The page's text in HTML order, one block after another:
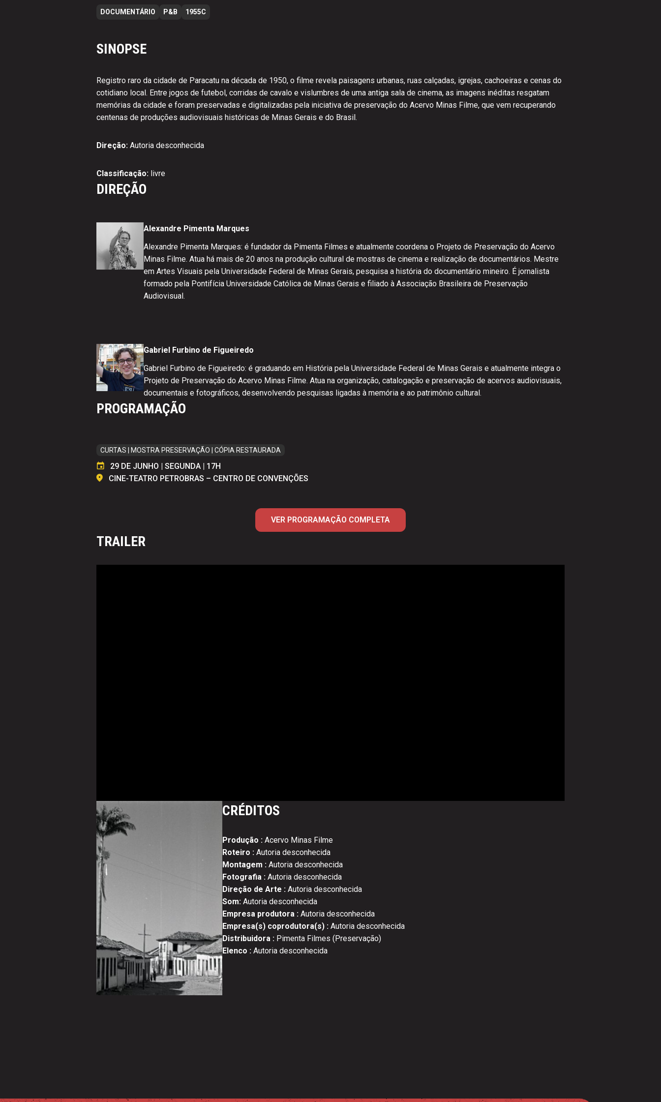
DOCUMENTÁRIO P&B 1955C
SINOPSE
Registro raro da cidade de Paracatu na década de 1950, o filme revela paisagens urbanas, ruas calçadas, igrejas, cachoeiras e cenas do
cotidiano local. Entre jogos de futebol, corridas de cavalo e vislumbres de uma antiga sala de cinema, as imagens inéditas resgatam
memórias da cidade e foram preservadas e digitalizadas pela iniciativa de preservação do Acervo Minas Filme, que vem recuperando
centenas de produções audiovisuais históricas de Minas Gerais e do Brasil.
Direção: Autoria desconhecida
Classificação: livre
DIREÇÃO
Alexandre Pimenta Marques
Alexandre Pimenta Marques: é fundador da Pimenta Filmes e atualmente coordena o Projeto de Preservação do Acervo
Minas Filme. Atua há mais de 20 anos na produção cultural de mostras de cinema e realização de documentários. Mestre
em Artes Visuais pela Universidade Federal de Minas Gerais, pesquisa a história do documentário mineiro. É jornalista
formado pela Pontifícia Universidade Católica de Minas Gerais e filiado à Associação Brasileira de Preservação
Audiovisual.
Gabriel Furbino de Figueiredo
Gabriel Furbino de Figueiredo: é graduando em História pela Universidade Federal de Minas Gerais e atualmente integra o
Projeto de Preservação do Acervo Minas Filme. Atua na organização, catalogação e preservação de acervos audiovisuais,
documentais e fotográficos, desenvolvendo pesquisas ligadas à memória e ao patrimônio cultural.
PROGRAMAÇÃO
CURTAS | MOSTRA PRESERVAÇÃO | CÓPIA RESTAURADA
29 DE JUNHO | SEGUNDA | 17H
CINE-TEATRO PETROBRAS – CENTRO DE CONVENÇÕES
VER PROGRAMAÇÃO COMPLETA
TRAILER
CRÉDITOS
Produção :Acervo Minas Filme
Roteiro :Autoria desconhecida
Montagem :Autoria desconhecida
Fotografia :Autoria desconhecida
Direção de Arte :Autoria desconhecida
Som:Autoria desconhecida
Empresa produtora :Autoria desconhecida
Empresa(s) coprodutora(s) :Autoria desconhecida
Distribuidora :Pimenta Filmes (Preservação)
Elenco :Autoria desconhecida